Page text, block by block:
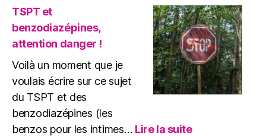
et
TSPTC
:
mon
usage
TSPT et
benzodiazépines,
attention danger !
Voilà un moment que je
voulais écrire sur ce sujet
du TSPT et des
benzodiazépines (les
benzos pour les intimes… Lire la suite: